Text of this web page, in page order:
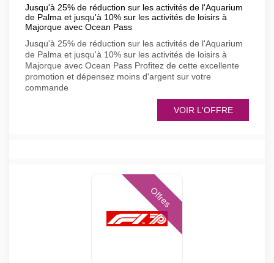
Jusqu'à 25% de réduction sur les activités de l'Aquarium
de Palma et jusqu'à 10% sur les activités de loisirs à
Majorque avec Ocean Pass
Jusqu'à 25% de réduction sur les activités de l'Aquarium
de Palma et jusqu'à 10% sur les activités de loisirs à
Majorque avec Ocean Pass Profitez de cette excellente
promotion et dépensez moins d'argent sur votre
commande
VOIR L'OFFRE
Offres